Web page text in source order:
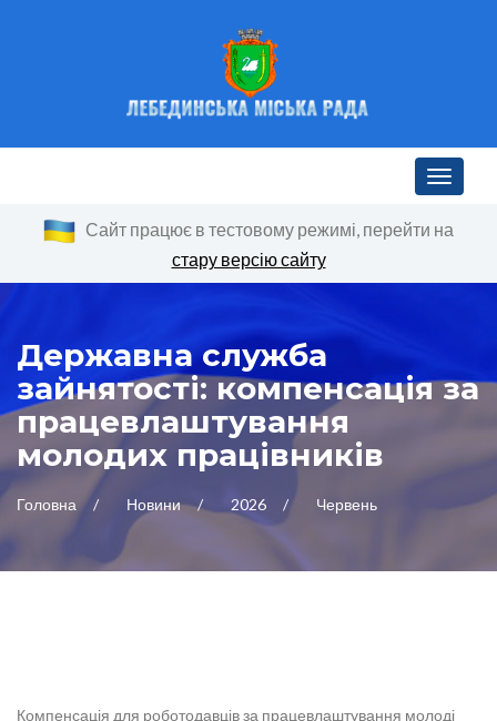
Toggle
Сайт працює в тестовому режимі, перейти на
стару версію сайту
Державна служба
зайнятості: компенсація за
працевлаштування
молодих працівників
Головна Новини 2026 Червень
Компенсація для роботодавців за працевлаштування молоді